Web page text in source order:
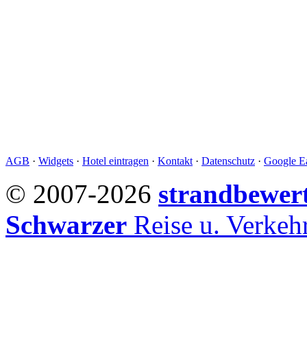
AGB · Widgets · Hotel eintragen · Kontakt · Datenschutz · Google
© 2007-2026
Schwarzer Reise u.